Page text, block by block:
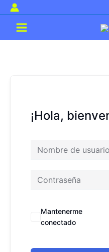
al
contenido
Main
¡Hola,
Mantenerme
conectado